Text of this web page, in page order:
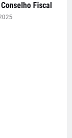
Fiscal